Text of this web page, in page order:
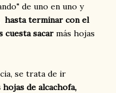
de uno en uno y
hasta terminar con el
cuesta sacar más hojas
se trata de ir
de alcachofa,